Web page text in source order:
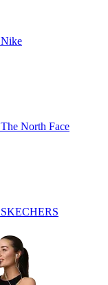
Nike
The North Face
SKECHERS